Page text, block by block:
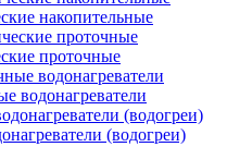
накопительные
проточные
водонагреватели
(водогреи)